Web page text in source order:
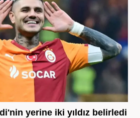
yerine iki yıldız belirledi